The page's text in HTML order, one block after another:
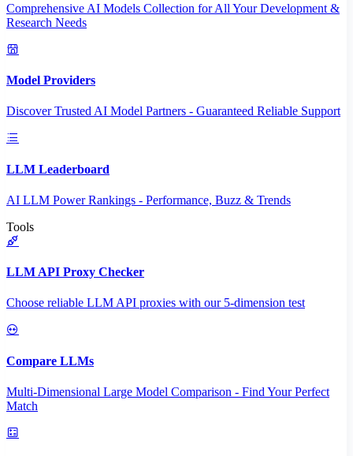
Comprehensive AI Models Collection for All Your Development &
Research Needs
Model Providers
Discover Trusted AI Model Partners - Guaranteed Reliable Support
LLM Leaderboard
AI LLM Power Rankings - Performance, Buzz & Trends
Tools
LLM API Proxy Checker
Choose reliable LLM API proxies with our 5-dimension test
Compare LLMs
Multi-Dimensional Large Model Comparison - Find Your Perfect
Match